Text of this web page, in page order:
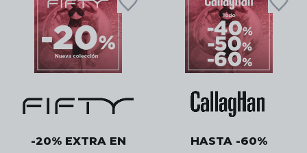
-20% EXTRA EN
HASTA -60%